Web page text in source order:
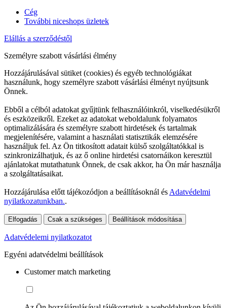
Cég
További niceshops üzletek
Elállás a szerződéstől
Személyre szabott vásárlási élmény
Hozzájárulásával sütiket (cookies) és egyéb technológiákat
használunk, hogy személyre szabott vásárlási élményt nyújtsunk
Önnek.
Ebből a célból adatokat gyűjtünk felhasználóinkról, viselkedésükről
és eszközeikről. Ezeket az adatokat weboldalunk folyamatos
optimalizálására és személyre szabott hirdetések és tartalmak
megjelenítésére, valamint a használati statisztikák elemzésére
használjuk fel. Az Ön titkosított adatait külső szolgáltatókkal is
szinkronizálhatjuk, és az ő online hirdetési csatornáikon keresztül
ajánlatokat mutathatunk Önnek, de csak akkor, ha Ön már használja
a szolgáltatásaikat.
Hozzájárulása előtt tájékozódjon a beállításoknál ésAdatvédelmi
nyilatkozatunkban..
Elfogadás Csak a szükséges Beállítások módosítása
Adatvédelemi nyilatkozatot
Egyéni adatvédelmi beállítások
Customer match marketing